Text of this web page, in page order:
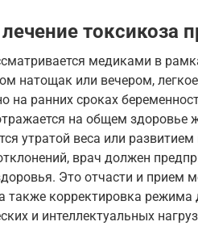
токсикоза
медиками в
натощак или вечером,
на ранних сроках
на общем здоровье
утратой веса или
врач должен
Это отчасти и прием
также корректировка режима
и интеллектуальных